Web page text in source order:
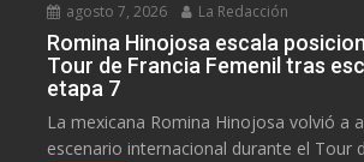
agosto 7, 2026 La Redacción
Romina Hinojosa escala
Tour de Francia Femenil tras
etapa 7
La mexicana Romina Hinojosa volvió a
escenario internacional durante el Tour